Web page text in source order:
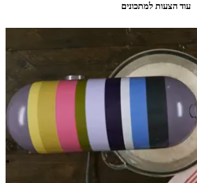
עוד הצעות למתכונים